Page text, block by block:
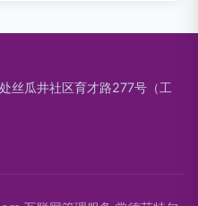
丝瓜井社区育才路277号（工